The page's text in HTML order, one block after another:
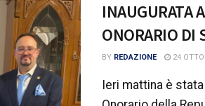
INAUGURATA
ONORARIO DI
BY REDAZIONE 24
Ieri mattina è